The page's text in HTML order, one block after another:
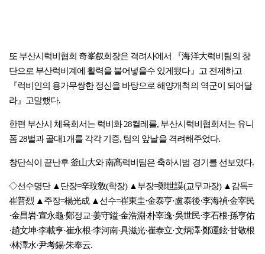
또 부산시럭비협회 奇峯叙회장은 격려사에서 『海洋大럭비팀의 창
단으로 부산럭비계에 활력을 불어넣을수 있게됐다』고 전제하고
『럭비인의 용가무쌍한 정신을 바탕으로 해양개척의 역군이 되어달
라』고말했다.
한편 부산시 체육회서는 럭비화 28켤레를, 부산시럭비협회서는 유니
폼 28벌과 골대1개를 각각 기증, 팀의 앞날을 격려해주었다.
창단식이 끝난후 釜山大와 南髙럭비팀은 축하시범 경기를 선보였다.
◇선수명단 ▲단장=辛玟敎(학장) ▲부장=鄭世謨(교무과장) ▲감독=
崔普烈 ▲주장=楊光成 ▲선수=崔東圭·金泰亨·盧泰後·李海禎·金宰民
·金昌岩·宣永龜·鄭정교·姜守鎰·金浩淵·朴宰逸·吳世民·李石根·孫亨佑
·趙文坤·李載亨·崔永根·李河南·具滋光·崔泰立·文炳澤·鄭運鉉·甘敬根
·林澤水·尹考錫·朱奉云.